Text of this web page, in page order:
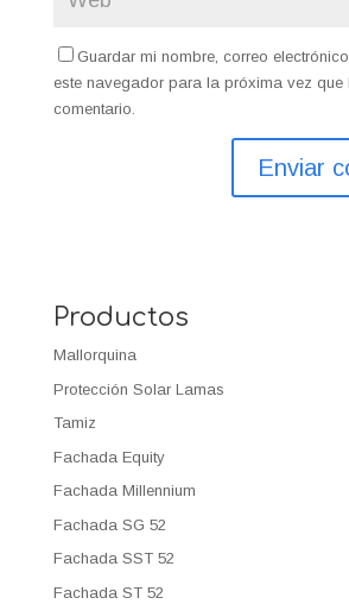
Guardar mi nombre, correo
este navegador para la próxima vez que
comentario.
Productos
Mallorquina
Protección Solar Lamas
Tamiz
Fachada Equity
Fachada Millennium
Fachada SG 52
Fachada SST 52
Fachada ST 52